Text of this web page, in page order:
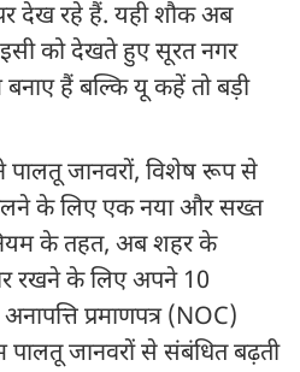
देख रहे हैं. यही शौक अब
इसी को देखते हुए सूरत नगर
हैं बल्कि यू कहें तो बड़ी
पालतू जानवरों, विशेष रूप से
के लिए एक नया और सख्त
के तहत, अब शहर के
रखने के लिए अपने 10
प्रमाणपत्र (NOC)
पालतू जानवरों से संबंधित बढ़ती